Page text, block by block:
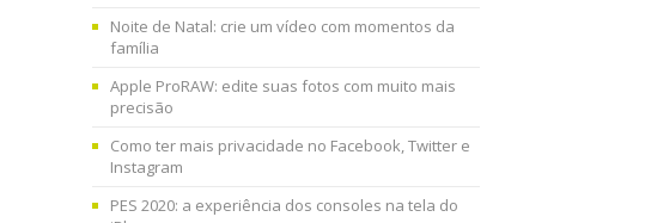
Noite de Natal: crie um vídeo com momentos da
família
Apple ProRAW: edite suas fotos com muito mais
precisão
Como ter mais privacidade no Facebook, Twitter e
Instagram
PES 2020: a experiência dos consoles na tela do